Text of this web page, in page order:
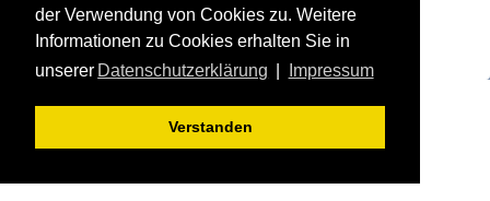
der Verwendung von Cookies zu. Weitere
Informationen zu Cookies erhalten Sie in
unserer Datenschutzerklärung Impressum
Verstanden
Aktuelle Seite: Startseite Terminkalender